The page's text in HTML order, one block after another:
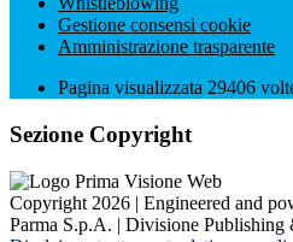
Gestione consensi cookie
Amministrazione trasparente
Pagina visualizzata 29406
Sezione Copyright
Copyright 2026 | Engineered and
Parma S.p.A. | Divisione